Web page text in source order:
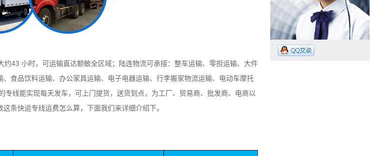
小时，可运输直达额敏全区域；陆连物流可承接：整车运输、零担运输、大件
食品饮料运输、办公家具运输、电子电器运输、行李搬家物流运输、电动车摩托
线能实现每天发车，可上门提货，送货到点，为工厂、贸易商、批发商、电商以
条快运专线运费怎么算，下面我们来详细介绍下。